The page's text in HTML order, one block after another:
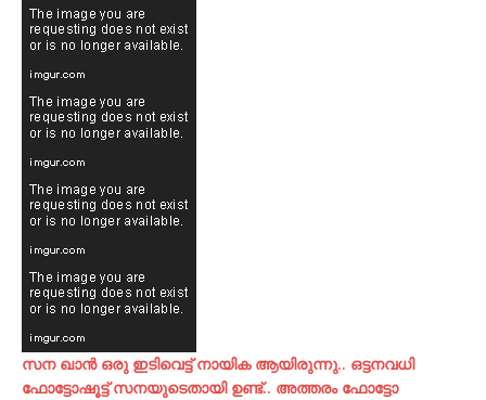
സന ഖാന്‍ ഒരു ഇടിവെട്ട് നായിക ആയിരുന്നു.. ഒട്ടനവധി
ഫോട്ടോഷൂട്ട്‌ സനയുടെതായി ഉണ്ട്.. അത്തരം ഫോട്ടോ